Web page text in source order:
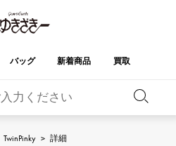
バッグ 新着商品 買取
ジュエリー
オータクロア
TwinPinky > 詳細